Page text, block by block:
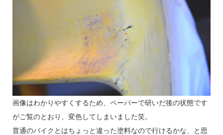
画像はわかりやすくするため、ペーパーで研いだ後の状態です
がご覧のとおり、変色してしまいました笑。
普通のバイクとはちょっと違った塗料なので行けるかな、と思